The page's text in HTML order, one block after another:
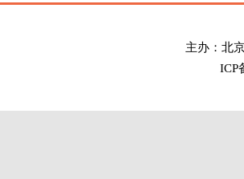
主办：北
ICP